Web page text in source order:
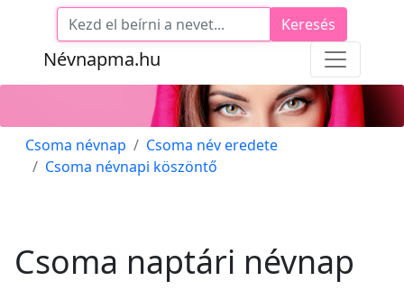
Névnapma.hu
Keresés
Csoma névnap
Csoma név eredete
Csoma névnapi köszöntő
Csoma naptári névnap